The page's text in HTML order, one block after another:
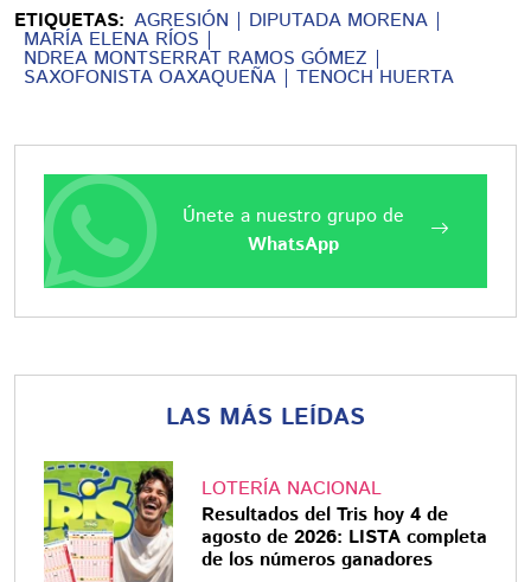
ETIQUETAS: AGRESIÓN DIPUTADA MORENA
MARÍA ELENA RÍOS
NDREA MONTSERRAT RAMOS GÓMEZ
SAXOFONISTA OAXAQUEÑA TENOCH HUERTA
Únete a nuestro grupo de
WhatsApp
LAS MÁS LEÍDAS
LOTERÍA NACIONAL
Resultados del Tris hoy 4 de
agosto de 2026: LISTA completa
de los números ganadores